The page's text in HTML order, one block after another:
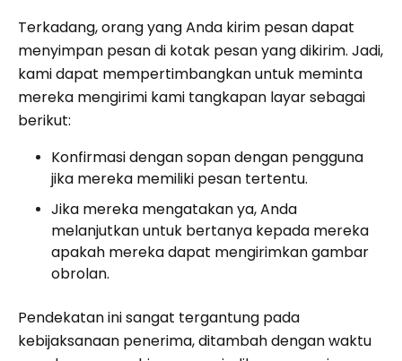
Terkadang, orang yang Anda kirim pesan dapat
menyimpan pesan di kotak pesan yang dikirim. Jadi,
kami dapat mempertimbangkan untuk meminta
mereka mengirimi kami tangkapan layar sebagai
berikut:
Konfirmasi dengan sopan dengan pengguna
jika mereka memiliki pesan tertentu.
Jika mereka mengatakan ya, Anda
melanjutkan untuk bertanya kepada mereka
apakah mereka dapat mengirimkan gambar
obrolan.
Pendekatan ini sangat tergantung pada
kebijaksanaan penerima, ditambah dengan waktu